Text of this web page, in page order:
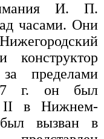
И. П.
часами. Они
конструктор
пределами
г. он был
II в Нижнем-
вызван в